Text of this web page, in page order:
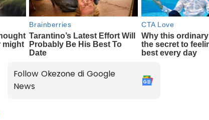
Follow Okezone di Google
News